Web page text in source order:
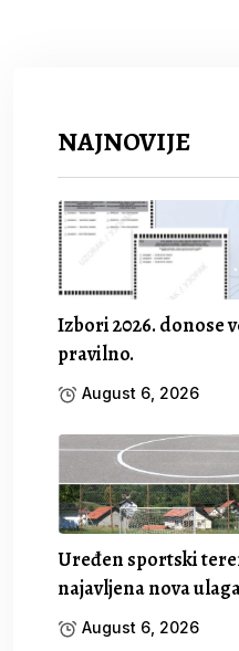
NAJNOVIJE
Izbori 2026. donose
pravilno.
August 6, 2026
Uređen sportski
najavljena nova
August 6, 2026